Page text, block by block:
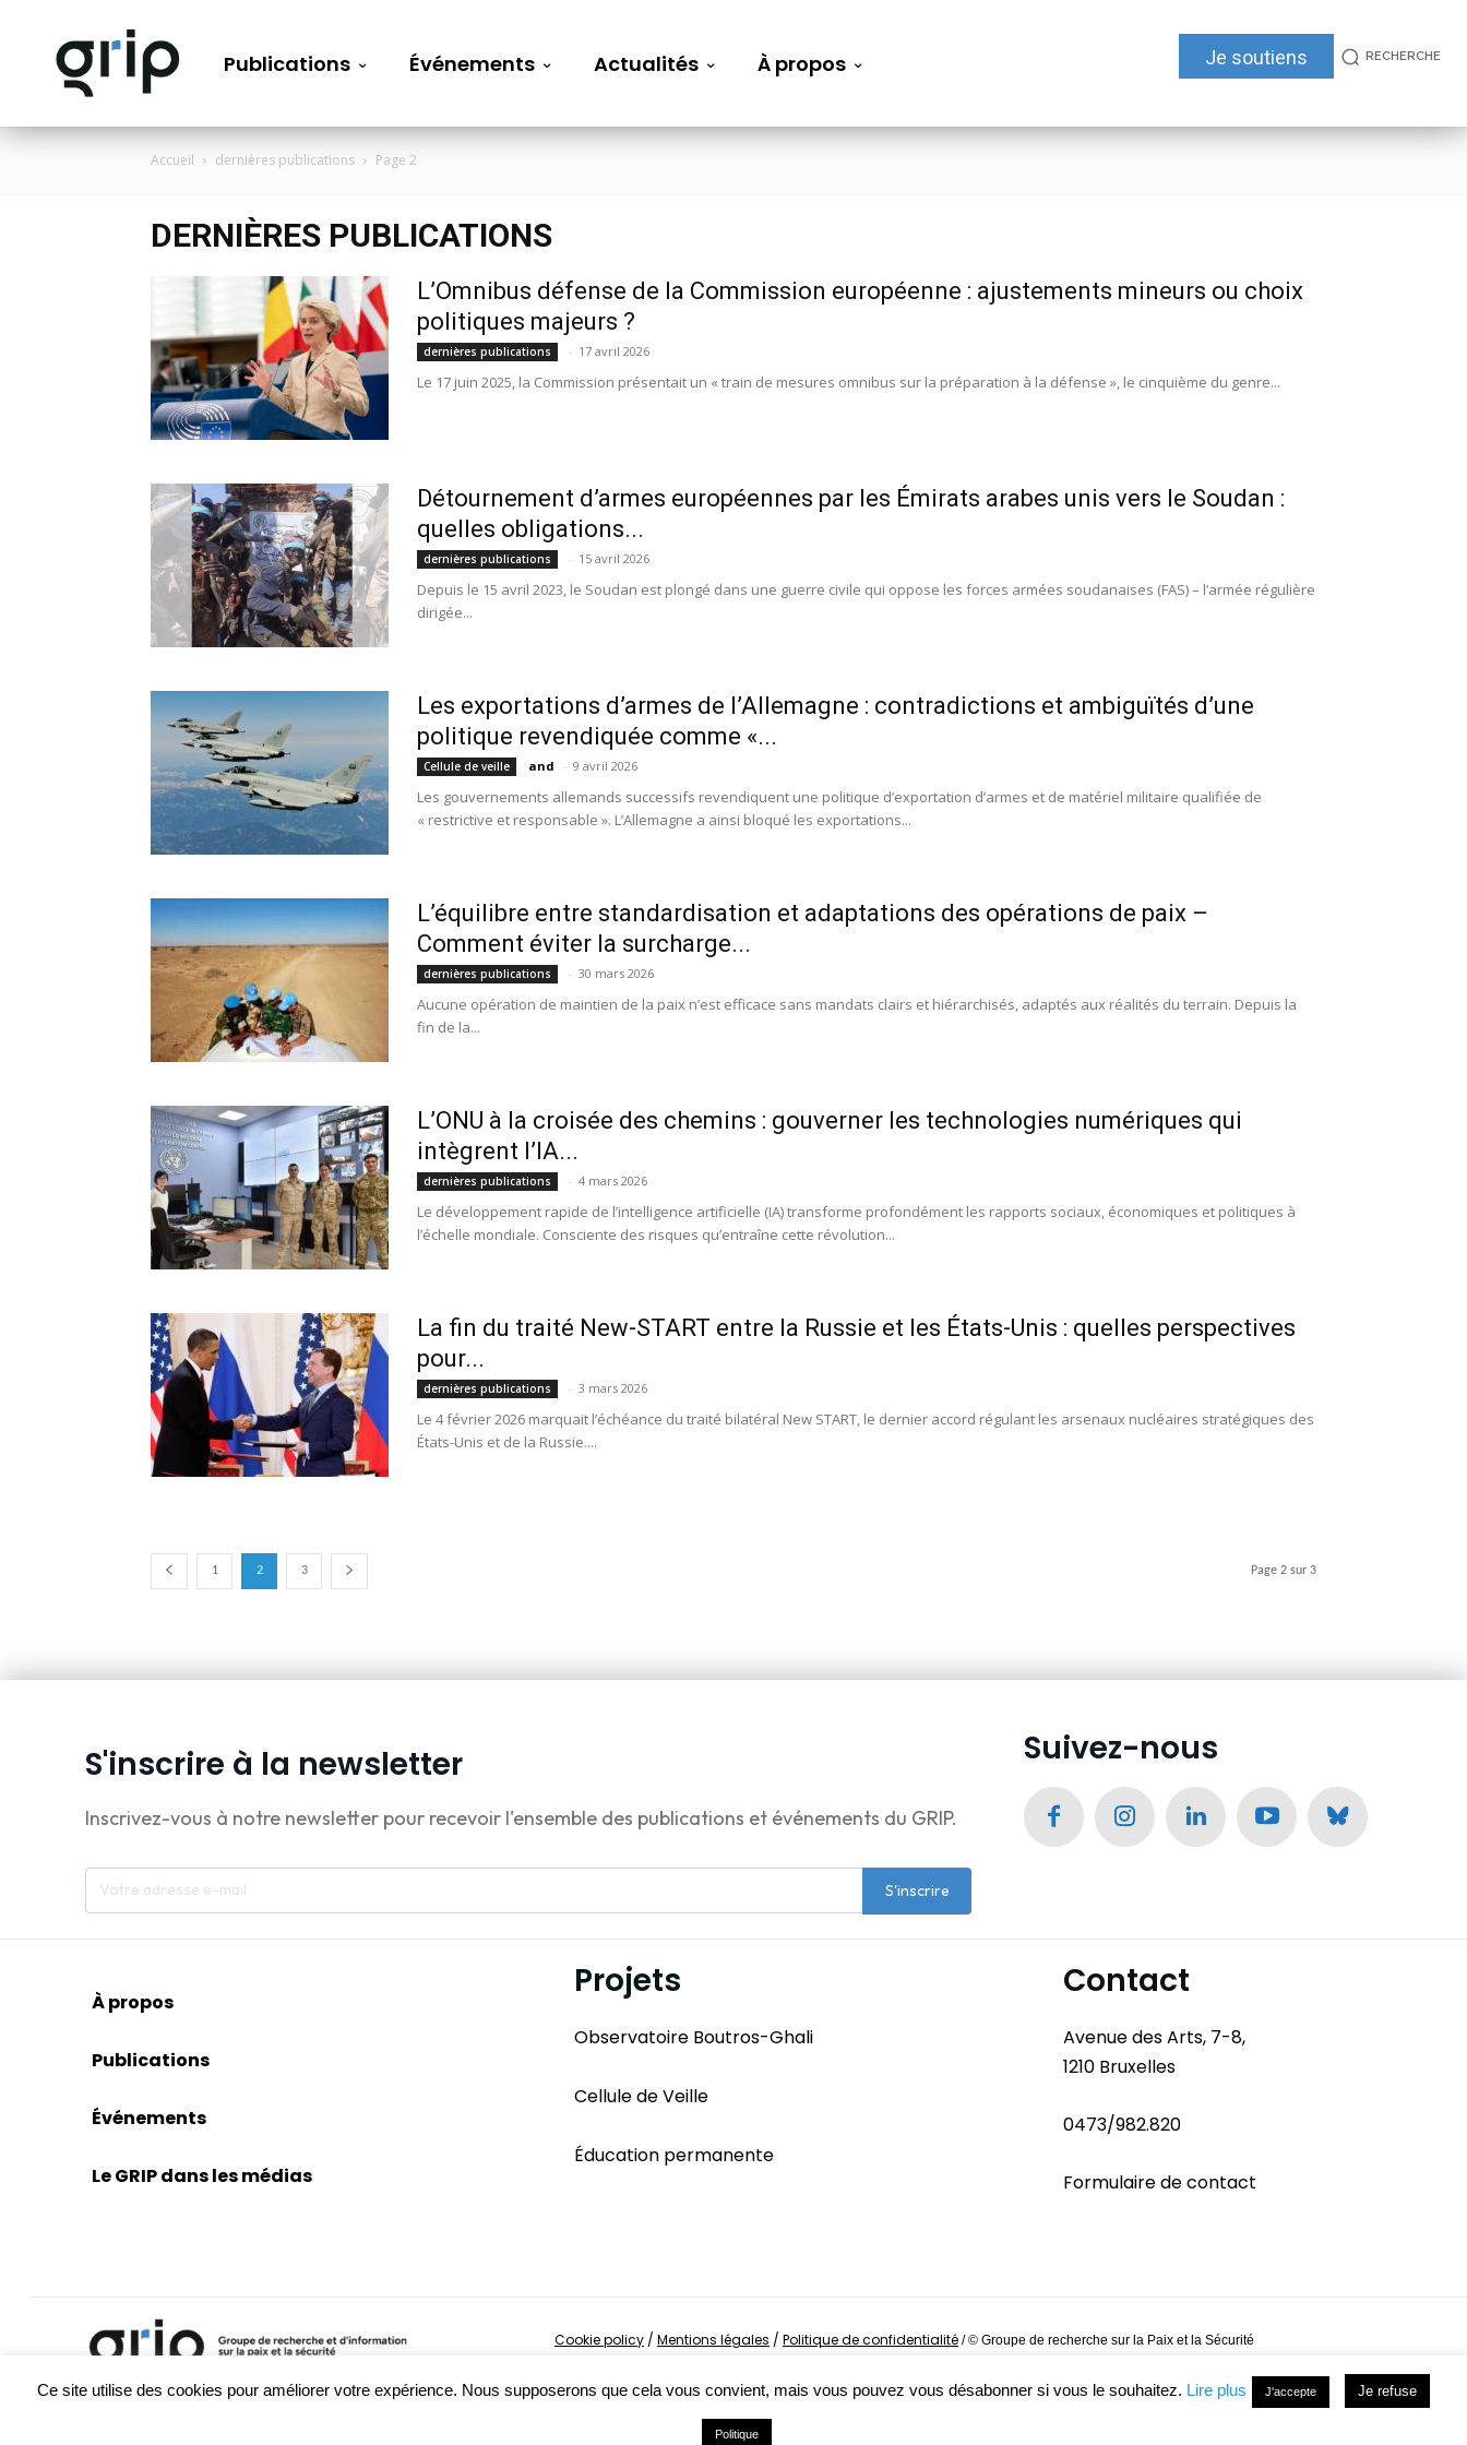
Publications Événements Actualités À propos Je soutiens RECHERCHE
Accueil dernières publications Page 2
DERNIÈRES PUBLICATIONS
L’Omnibus défense de la Commission européenne : ajustements mineurs ou choix
politiques majeurs ?
dernières publications - 17 avril 2026
Le 17 juin 2025, la Commission présentait un « train de mesures omnibus sur la préparation à la défense », le cinquième du genre...
Détournement d’armes européennes par les Émirats arabes unis vers le Soudan :
quelles obligations...
dernières publications - 15 avril 2026
Depuis le 15 avril 2023, le Soudan est plongé dans une guerre civile qui oppose les forces armées soudanaises (FAS) – l’armée régulière
dirigée...
Les exportations d’armes de l’Allemagne : contradictions et ambiguïtés d’une
politique revendiquée comme «...
Cellule de veille and - 9 avril 2026
Les gouvernements allemands successifs revendiquent une politique d’exportation d’armes et de matériel militaire qualifiée de
« restrictive et responsable ». L’Allemagne a ainsi bloqué les exportations...
L’équilibre entre standardisation et adaptations des opérations de paix –
Comment éviter la surcharge...
dernières publications - 30 mars 2026
Aucune opération de maintien de la paix n’est efficace sans mandats clairs et hiérarchisés, adaptés aux réalités du terrain. Depuis la
fin de la...
L’ONU à la croisée des chemins : gouverner les technologies numériques qui
intègrent l’IA...
dernières publications - 4 mars 2026
Le développement rapide de l’intelligence artificielle (IA) transforme profondément les rapports sociaux, économiques et politiques à
l’échelle mondiale. Consciente des risques qu’entraîne cette révolution...
La fin du traité New-START entre la Russie et les États-Unis : quelles perspectives
pour...
dernières publications - 3 mars 2026
Le 4 février 2026 marquait l’échéance du traité bilatéral New START, le dernier accord régulant les arsenaux nucléaires stratégiques des
États-Unis et de la Russie....
1 2 3 Page 2 sur 3
S'inscrire à la newsletter
Inscrivez-vous à notre newsletter pour recevoir l'ensemble des publications et événements du GRIP.
S'inscrire
Suivez-nous
À propos
Publications
Événements
Le GRIP dans les médias
Projets
Observatoire Boutros-Ghali
Cellule de Veille
Éducation permanente
Contact
Avenue des Arts, 7-8,
1210 Bruxelles
0473/982.820
Formulaire de contact
Cookie policy / Mentions légales / Politique de confidentialité /© Groupe de recherche sur la Paix et la Sécurité
Ce site utilise des cookies pour améliorer votre expérience. Nous supposerons que cela vous convient, mais vous pouvez vous désabonner si vous le souhaitez. Lire plus J'accepte Je refuse
Politique